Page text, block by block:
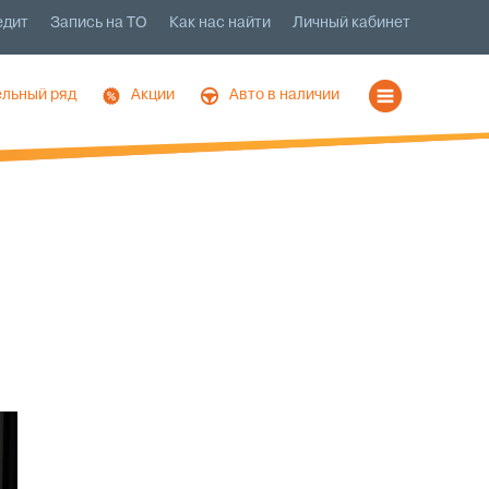
Личный кабинет
Как нас найти
Запись на ТО
Авто в наличии
Акции
ряд